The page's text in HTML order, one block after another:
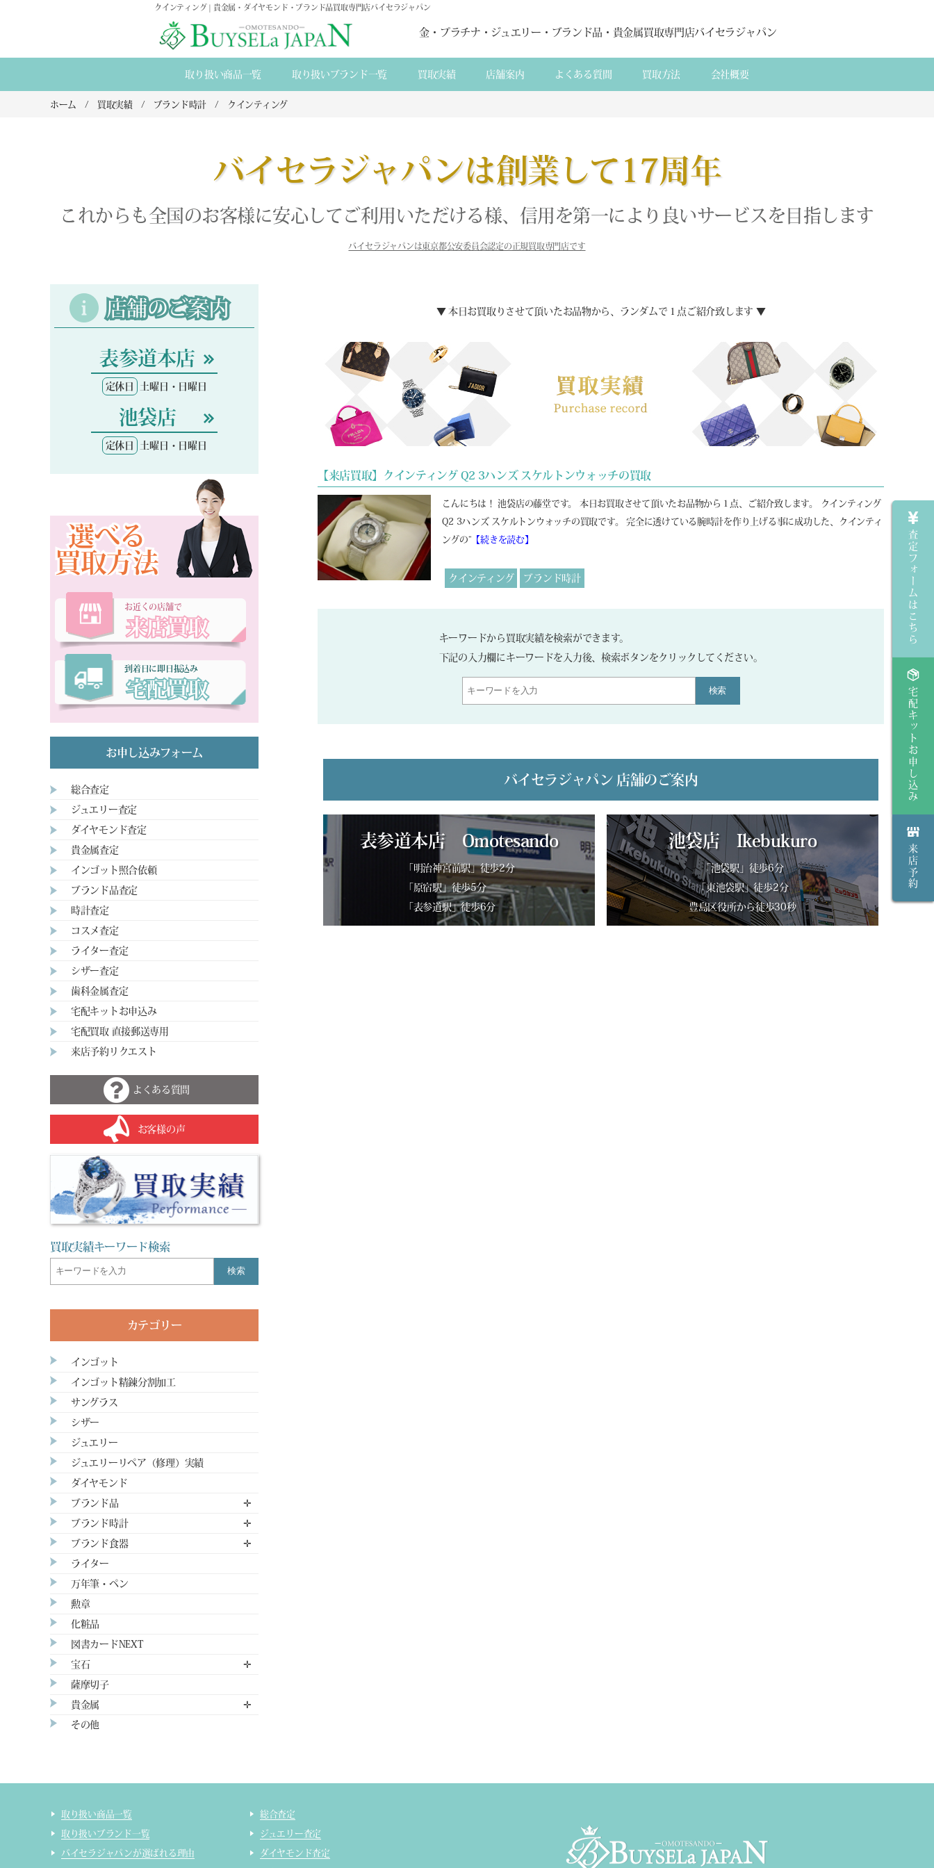
クインティング | 貴金属・ダイヤモンド・ブランド品買取専門店バイセラジャパン
金・プラチナ・ジュエリー・ブランド品・貴金属買取専門店バイセラジャパン
取り扱い商品一覧 取り扱いブランド一覧 買取実績 店舗案内 よくある質間 買取方法 会社概要
ホーム 買取実績 ブランド時計 クインティング
バイセラジャパンは創業して17周年
これからも全国のお客様に安心してご利用いただける様、信用を第一により良いサービスを目指します
バイセラジャパンは東京都公安委員会認定の正規買取専門店です
▼ 本日お買取りさせて頂いたお品物から、ランダムで１点ご紹介致します ▼
【来店買取】クインティング Q2 3ハンズ スケルトンウォッチの買取
こんにちは！ 池袋店の藤堂です。 本日お買取させて頂いたお品物から１点、ご紹介致します。 クインティング
Q2 3ハンズ スケルトンウォッチの買取です。 完全に透けている腕時計を作り上げる事に成功した、クインティ
ングの“ 【続きを読む】
クインティング ブランド時計
キーワードから買取実績を検索ができます。
下記の入力欄にキーワードを入力後、検索ボタンをクリックしてください。
検索
バイセラジャパン 店舗のご案内
表参道本店 Omotesando
「明治神宮前駅」徒歩2分
「原宿駅」徒歩5分
「表参道駅」徒歩6分
池袋店 Ikebukuro
「池袋駅」徒歩6分
「東池袋駅」徒歩2分
豊島区役所から徒歩30秒
店舗のご案内
表参道本店
定休日 土曜日・日曜日
池袋店
定休日 土曜日・日曜日
選べる
買取方法
お近くの店舗で
来店買取
到着日に即日振込み
宅配買取
お申し込みフォーム
総合査定
ジュエリー査定
ダイヤモンド査定
貴金属査定
インゴット照合依頼
ブランド品査定
時計査定
コスメ査定
ライター査定
シザー査定
歯科金属査定
宅配キットお申込み
宅配買取 直接郵送専用
来店予約リクエスト
よくある質問
お客様の声
買取実績キーワード検索
検索
カテゴリー
インゴット
インゴット精錬分割加工
サングラス
シザー
ジュエリー
ジュエリーリペア（修理）実績
ダイヤモンド
ブランド品 ✛
ブランド時計 ✛
ブランド食器 ✛
ライター
万年筆・ペン
勲章
化粧品
図書カードNEXT
宝石 ✛
薩摩切子
貴金属 ✛
その他
査定フォームはこちら
宅配キットお申し込み
来店予約
取り扱い商品一覧
取り扱いブランド一覧
バイセラジャパンが選ばれる理由
総合査定
ジュエリー査定
ダイヤモンド査定